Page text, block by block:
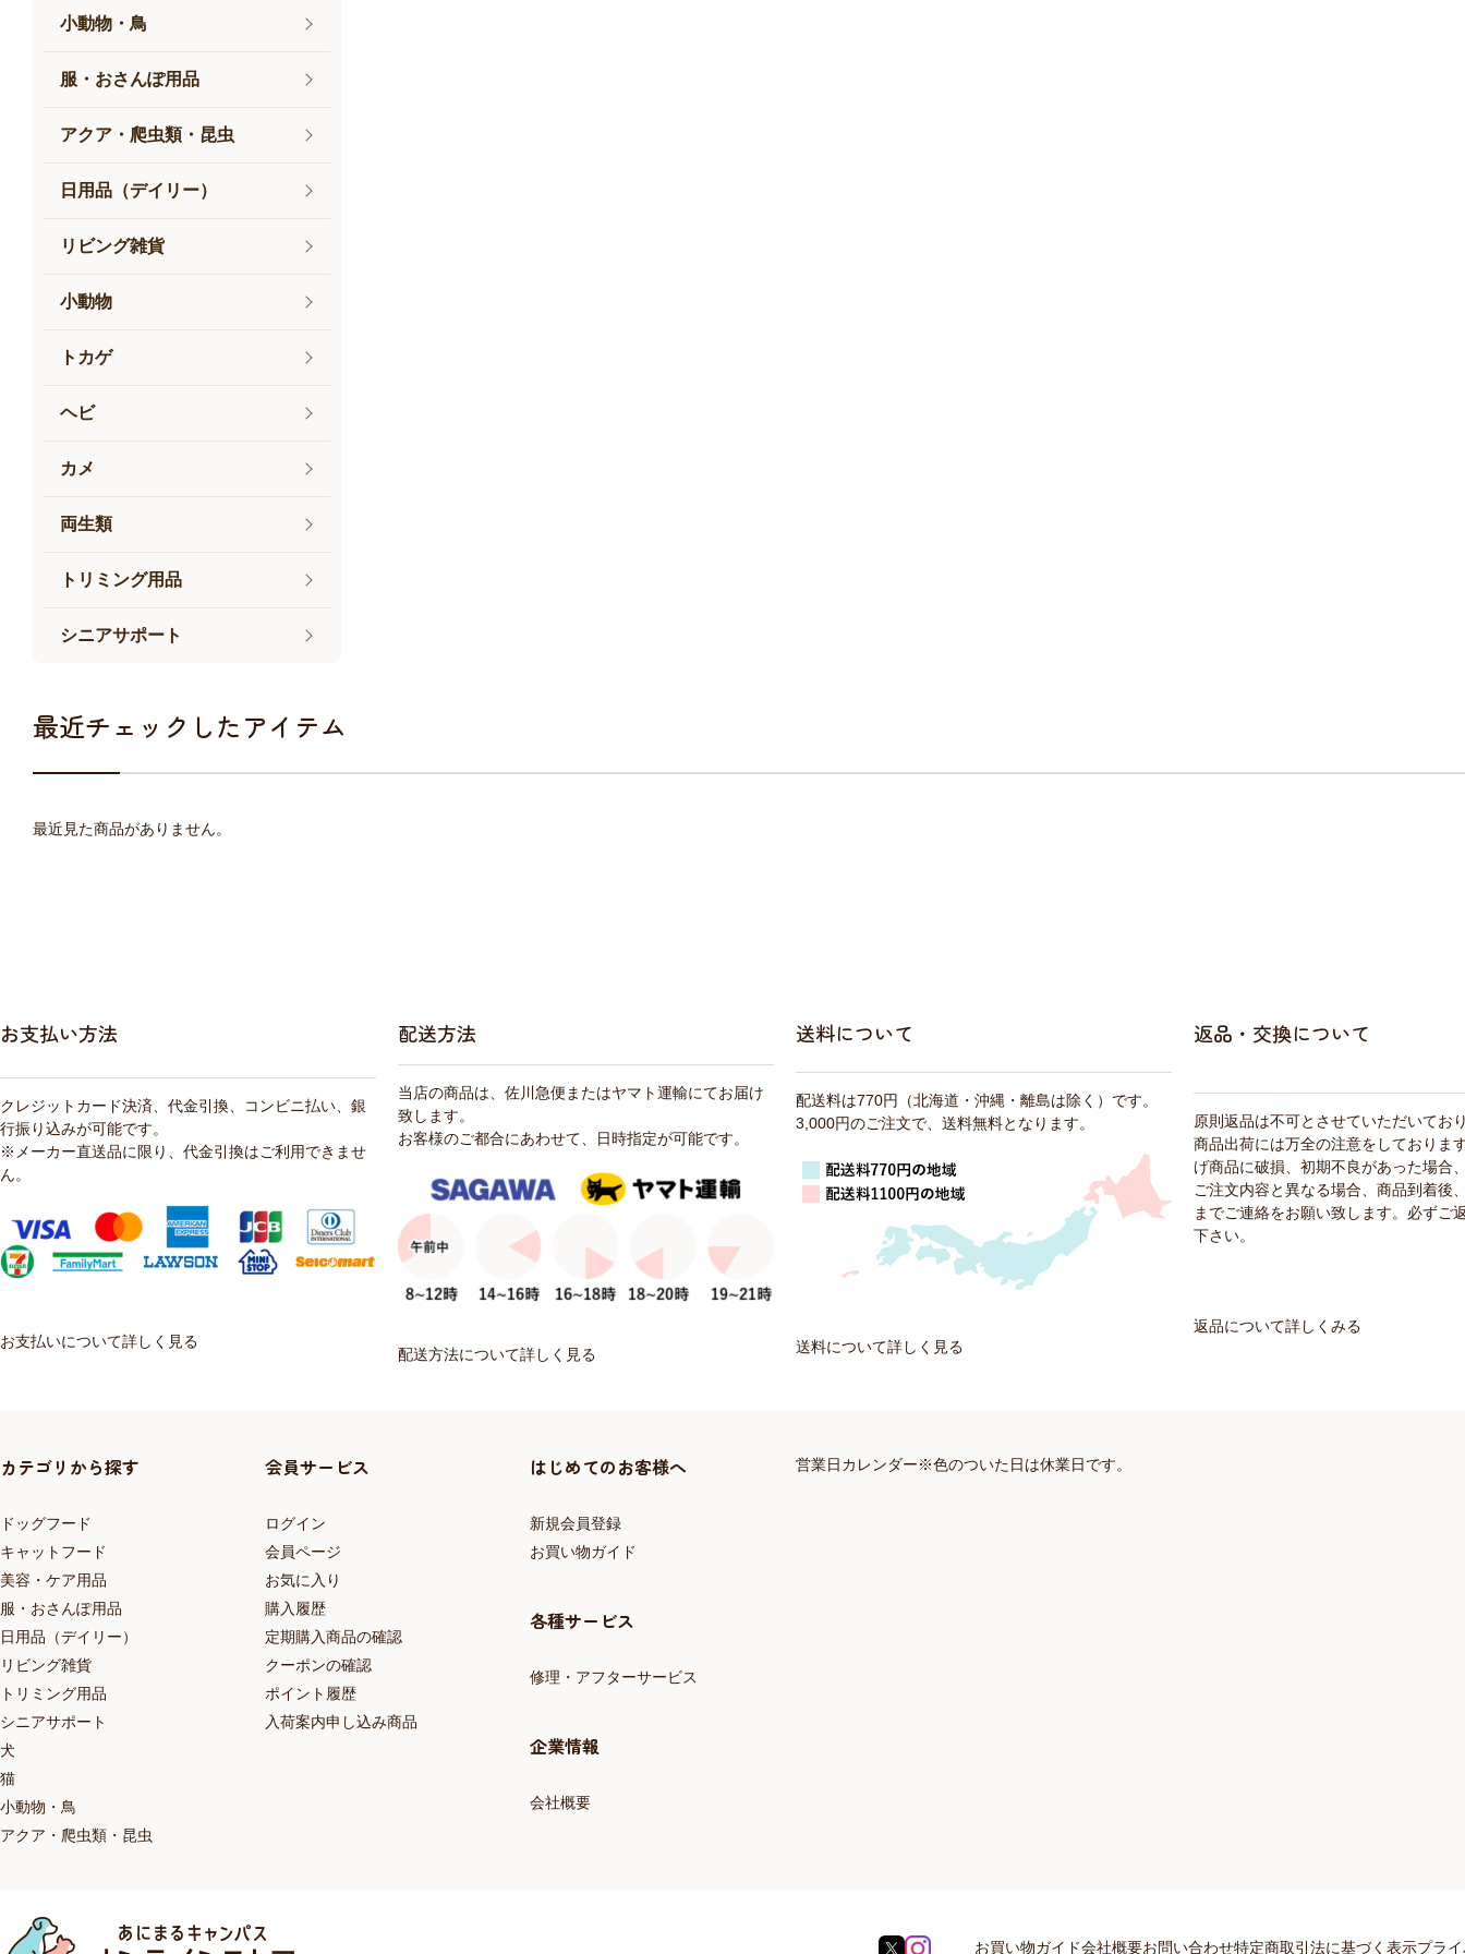
小動物・鳥
服・おさんぽ用品
アクア・爬虫類・昆虫
日用品（デイリー）
リビング雑貨
小動物
トカゲ
ヘビ
カメ
両生類
トリミング用品
シニアサポート
最近チェックしたアイテム
最近見た商品がありません。
お支払い方法
クレジットカード決済、代金引換、コンビニ払い、銀
行振り込みが可能です。
※メーカー直送品に限り、代金引換はご利用できませ
ん。
お支払いについて詳しく見る
配送方法
当店の商品は、佐川急便またはヤマト運輸にてお届け
致します。
お客様のご都合にあわせて、日時指定が可能です。
配送方法について詳しく見る
送料について
配送料は770円（北海道・沖縄・離島は除く）です。
3,000円のご注文で、送料無料となります。
送料について詳しく見る
返品・交換について
原則返品は不可とさせていただいてお
商品出荷には万全の注意をしておりま
げ商品に破損、初期不良があった場合
ご注文内容と異なる場合、商品到着後
までご連絡をお願い致します。必ずご
下さい。
返品について詳しくみる
カテゴリから探す
ドッグフード
キャットフード
美容・ケア用品
服・おさんぽ用品
日用品（デイリー）
リビング雑貨
トリミング用品
シニアサポート
犬
猫
小動物・鳥
アクア・爬虫類・昆虫
会員サービス
ログイン
会員ページ
お気に入り
購入履歴
定期購入商品の確認
クーポンの確認
ポイント履歴
入荷案内申し込み商品
はじめてのお客様へ
新規会員登録
お買い物ガイド
各種サービス
修理・アフターサービス
企業情報
会社概要
営業日カレンダー※色のついた日は休業日です。
お買い物ガイド会社概要お問い合わせ特定商取引法に基づく表示プラ